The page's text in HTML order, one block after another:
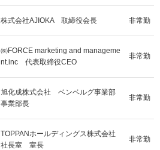
株式会社AJIOKA 取締役会長 非常勤
㈱FORCE marketing and manageme
nt.inc 代表取締役CEO
非常勤
旭化成株式会社 ベンベルグ事業部
事業部長
非常勤
TOPPANホールディングス株式会社
社長室 室長
非常勤